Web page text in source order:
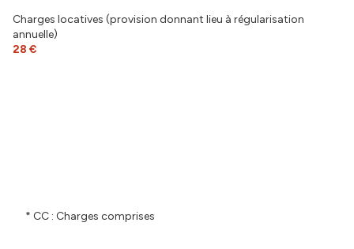
Charges locatives (provision donnant lieu à régularisation
annuelle)
28 €
* CC : Charges comprises